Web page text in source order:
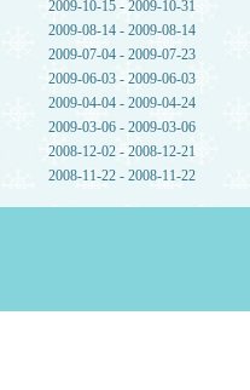
2009-10-15 - 2009-10-31
2009-08-14 - 2009-08-14
2009-07-04 - 2009-07-23
2009-06-03 - 2009-06-03
2009-04-04 - 2009-04-24
2009-03-06 - 2009-03-06
2008-12-02 - 2008-12-21
2008-11-22 - 2008-11-22